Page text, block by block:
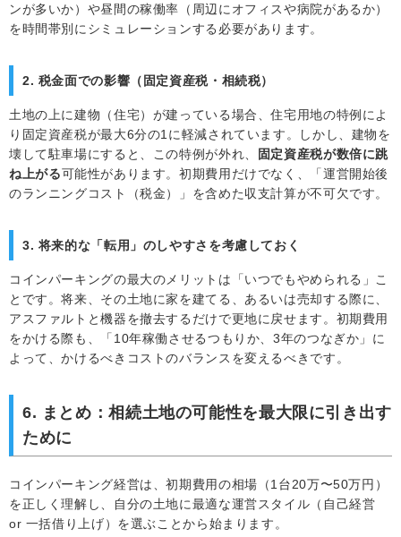
ンが多いか）や昼間の稼働率（周辺にオフィスや病院があるか）
を時間帯別にシミュレーションする必要があります。
2. 税金面での影響（固定資産税・相続税）
土地の上に建物（住宅）が建っている場合、住宅用地の特例によ
り固定資産税が最大6分の1に軽減されています。しかし、建物を
壊して駐車場にすると、この特例が外れ、 固定資産税が数倍に跳
ね上がる可能性があります。初期費用だけでなく、「運営開始後
のランニングコスト（税金）」を含めた収支計算が不可欠です。
3. 将来的な「転用」のしやすさを考慮しておく
コインパーキングの最大のメリットは「いつでもやめられる」こ
とです。将来、その土地に家を建てる、あるいは売却する際に、
アスファルトと機器を撤去するだけで更地に戻せます。初期費用
をかける際も、「10年稼働させるつもりか、3年のつなぎか」に
よって、かけるべきコストのバランスを変えるべきです。
6. まとめ：相続土地の可能性を最大限に引き出す
ために
コインパーキング経営は、初期費用の相場（1台20万〜50万円）
を正しく理解し、自分の土地に最適な運営スタイル（自己経営
or 一括借り上げ）を選ぶことから始まります。